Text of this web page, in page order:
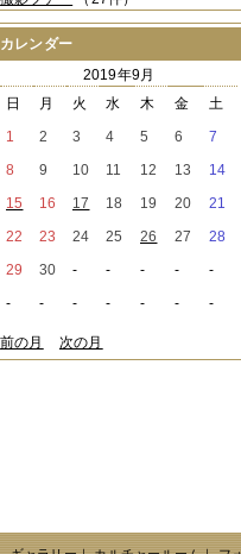
2021年08月
2021年07月（1件）
（3件）
2021年05月（2件）
2021年03月 （3件）
2021年02月 （1件）
2020年12月（3件）
2020年11月（6件）
2020年09月
（5件）
2020年06月（2件）
2020年04月（4件）
2019年08月（2件）
カレンダー
2019年9月
日
月 火 水 木 金
土
1
2 3 4 5 6
7
8
9 10 11 12 13
14
15
16 17 18 19 20
21
22
23 24 25 26 27
28
29
30 - - - -
-
-
- - - - - -
前の月 次の月